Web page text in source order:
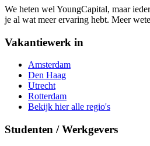
We heten wel YoungCapital, maar
je al wat meer ervaring hebt. Meer
Vakantiewerk in
Amsterdam
Den Haag
Utrecht
Rotterdam
Bekijk hier alle regio's
Studenten / Werkgevers